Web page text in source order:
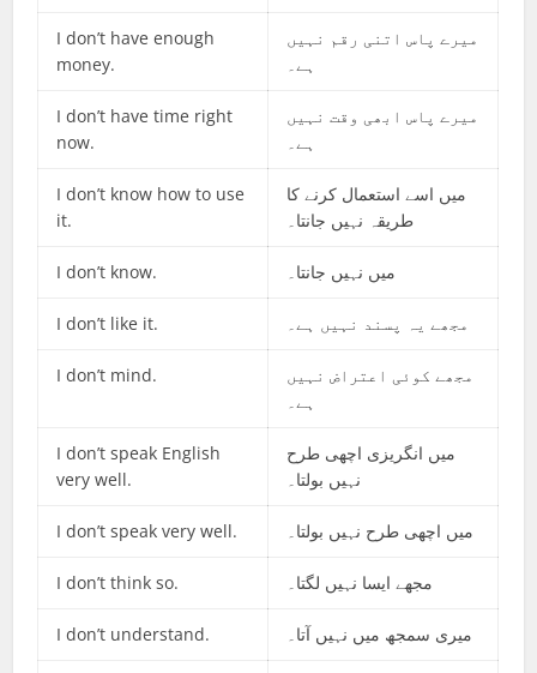
I don’t have enough
money.
میرے پاس اتنی رقم نہیں
ہے۔
I don’t have time right
now.
میرے پاس ابھی وقت نہیں
ہے۔
I don’t know how to use
it.
میں اسے استعمال کرنے کا
طریقہ نہیں جانتا۔
I don’t know. میں نہیں جانتا۔
I don’t like it. مجھے یہ پسند نہیں ہے۔
I don’t mind.
مجھے کوئی اعتراض نہیں
ہے۔
I don’t speak English
very well.
میں انگریزی اچھی طرح
نہیں بولتا۔
I don’t speak very well. میں اچھی طرح نہیں بولتا۔
I don’t think so. مجھے ایسا نہیں لگتا۔
I don’t understand. میری سمجھ میں نہیں آتا۔